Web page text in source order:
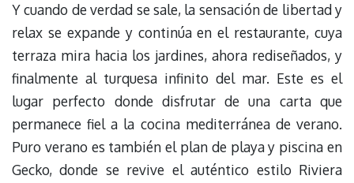
Y cuando de verdad se sale, la sensación de libertad y
relax se expande y continúa en el restaurante, cuya
terraza mira hacia los jardines, ahora rediseñados, y
finalmente al turquesa infinito del mar. Este es el
lugar perfecto donde disfrutar de una carta que
permanece fiel a la cocina mediterránea de verano.
Puro verano es también el plan de playa y piscina en
Gecko, donde se revive el auténtico estilo Riviera